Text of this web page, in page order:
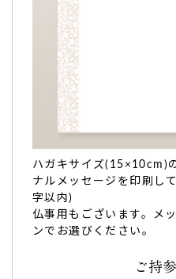
ご購入頂いた商品：
半寿祝い
ン（1個入り）
失礼ですが「見た目が
食べてビックリ！
義父の百歳の内祝い
っていて焦って注文したので
られ一安心。
とても丁寧に梱包され大切に
ハガキサイズ(15×10cm)
ナルメッセージを印刷し
字以内)
仏事用もございます。メ
ンでお選びください。
ご持